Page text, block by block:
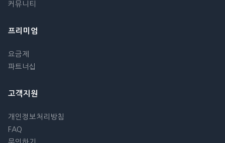
커뮤니티
프리미엄
요금제
파트너십
고객지원
개인정보처리방침
FAQ